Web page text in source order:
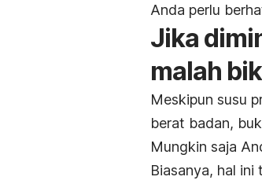
Anda perlu
Jika
malah
Meskipun susu
berat badan,
Mungkin saja
Biasanya, hal